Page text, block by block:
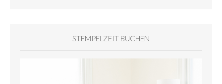
STEMPELZEIT BUCHEN